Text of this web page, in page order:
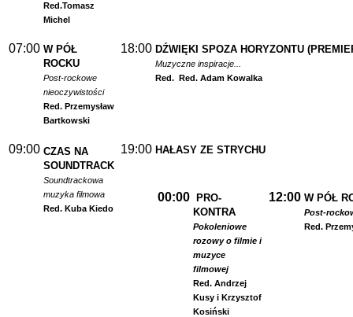
Red.Tomasz
Michel
07:00 W PÓŁ
ROCKU
Post-rockowe
nieoczywistości
Red. Przemysław
Bartkowski
18:00 DŹWIĘKI SPOZA HORYZONTU
Muzyczne inspiracje...
Red. Red. Adam Kowalka
09:00 CZAS NA
SOUNDTRACK
Soundtrackowa
muzyka filmowa
Red. Kuba Kiedo
19:00 HAŁASY ZE STRYCHU
00:00
PRO-
KONTRA
Pokoleniowe
rozowy o filmie i
muzyce
filmowej
Red. Andrzej
Kusy i Krzysztof
Kosiński
12:00 W PÓŁ
Post-
Red.